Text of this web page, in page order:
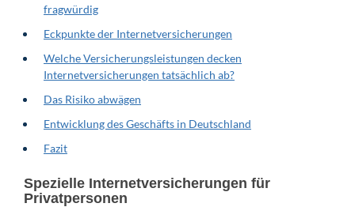
fragwürdig
Eckpunkte der Internetversicherungen
Welche Versicherungsleistungen decken
Internetversicherungen tatsächlich ab?
Das Risiko abwägen
Entwicklung des Geschäfts in Deutschland
Fazit
Spezielle Internetversicherungen für
Privatpersonen